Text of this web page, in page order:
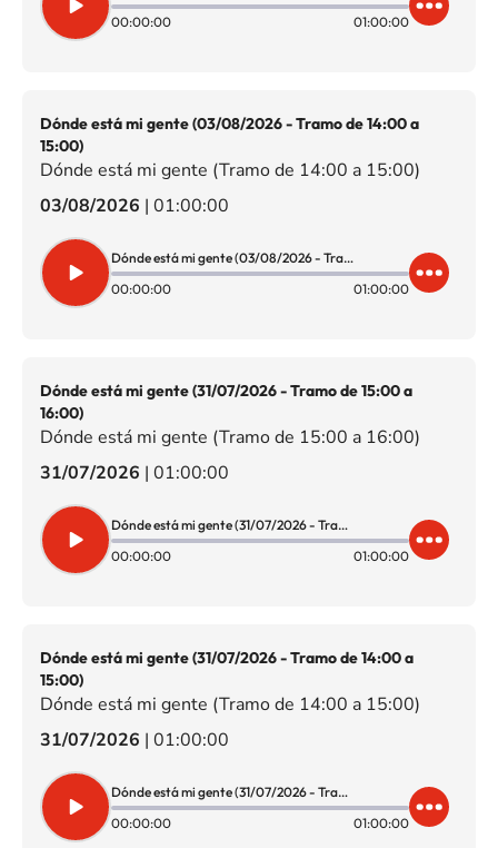
00:00:00
01:00:00
Dónde está mi gente (03/08/2026 - Tramo de 14:00 a
15:00)
Dónde está mi gente (Tramo de 14:00 a 15:00)
03/08/2026 | 01:00:00
Dónde está mi gente (03/08/2026 - Tramo de 14:00 a 15:00)
00:00:00
01:00:00
Dónde está mi gente (31/07/2026 - Tramo de 15:00 a
16:00)
Dónde está mi gente (Tramo de 15:00 a 16:00)
31/07/2026 | 01:00:00
Dónde está mi gente (31/07/2026 - Tramo de 15:00 a 16:00)
00:00:00
01:00:00
Dónde está mi gente (31/07/2026 - Tramo de 14:00 a
15:00)
Dónde está mi gente (Tramo de 14:00 a 15:00)
31/07/2026 | 01:00:00
Dónde está mi gente (31/07/2026 - Tramo de 14:00 a 15:00)
00:00:00
01:00:00